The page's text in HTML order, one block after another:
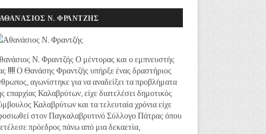
ΑΘΑΝΆΣΙΟΣ Ν. ΦΡΑΝΤΖΉΣ
Ν. Φραντζής Ο μέντορας και ο εμπνευστής
!!!! Ο Θανάσης Φραντζής υπήρξε ένας δραστήριος
αγωνίστηκε για να αναδείξει τα προβλήματα
επαρχίας Καλαβρύτων, είχε διατελέσει δημοτικός
Καλαβρύτων και τα τελευταία χρόνια είχε
στον Παγκαλαβρυτινό Σύλλογο Πάτρας όπου
πρόεδρος πάνω από μια δεκαετία,